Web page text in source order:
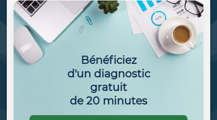
Bénéficiez
d'un diagnostic
gratuit
de 20 minutes